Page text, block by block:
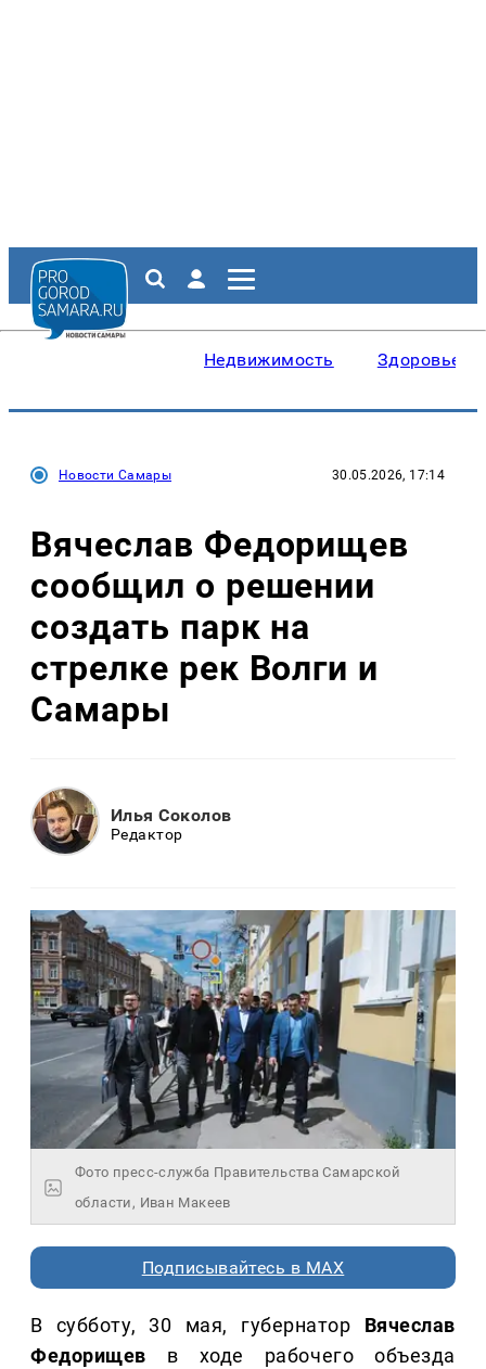
Недвижимость Здоровье
Новости Самары 30.05.2026, 17:14
Вячеслав Федорищев
сообщил о решении
создать парк на
стрелке рек Волги и
Самары
Илья Соколов
Редактор
Фото пресс-служба Правительства Самарской
области, Иван Макеев
Подписывайтесь в MAX
В субботу, 30 мая, губернатор Вячеслав
Федорищев в ходе рабочего объезда